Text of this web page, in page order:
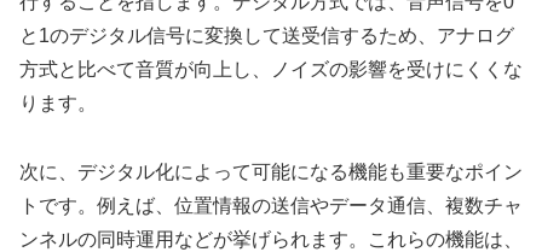
と1のデジタル信号に変換して送受信するため、アナログ
方式と比べて音質が向上し、ノイズの影響を受けにくくな
ります。
次に、デジタル化によって可能になる機能も重要なポイン
トです。例えば、位置情報の送信やデータ通信、複数チャ
ンネルの同時運用などが挙げられます。これらの機能は、